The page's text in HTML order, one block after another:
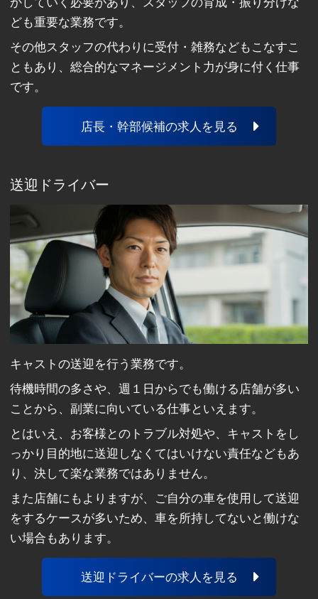
ども重要な業務です。
その他スタッフの代わりに受付・雑務などもこなすこ
ともあり、総合的なマネージメント力が身に付く仕事
です。
店長・幹部候補の求人を見る
送迎ドライバー
キャストの送迎を行う業務です。
待機時間の多さや、週１日からでも働ける店舗が多い
ことから、副業に向いている仕事といえます。
とはいえ、お客様とのトラブル対処や、キャストをし
っかり目的地に送迎しなくてはいけない責任などもあ
り、決して楽な業務ではありません。
また店舗にもよりますが、ご自分の車を使用して送迎
をするケースが多いため、車を所持してないと働けな
い場合もあります。
送迎ドライバーの求人を見る